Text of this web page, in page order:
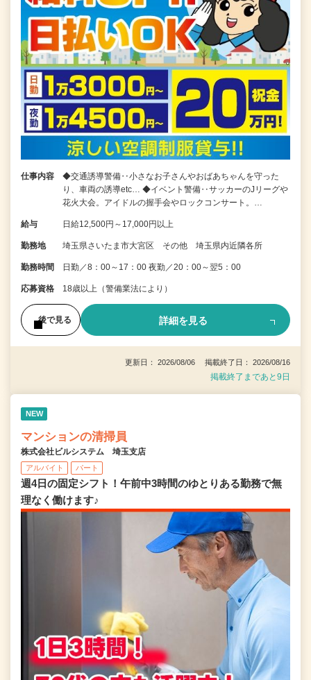
仕事内容
◆交通誘導警備‥小さなお子さんやおばあちゃんを守った
り、車両の誘導etc… ◆イベント警備‥サッカーのJリーグや
花火大会。アイドルの握手会やロックコンサート。…
給与 日給12,500円～17,000円以上
勤務地 埼玉県さいたま市大宮区 その他 埼玉県内近隣各所
勤務時間 日勤／8：00～17：00 夜勤／20：00～翌5：00
応募資格 18歳以上（警備業法により）
後で見る 詳細を見る
更新日： 2026/08/06 掲載終了日： 2026/08/16
掲載終了まであと9日
NEW
マンションの清掃員
株式会社ビルシステム 埼玉支店
アルバイト パート
週4日の固定シフト！午前中3時間のゆとりある勤務で無
理なく働けます♪